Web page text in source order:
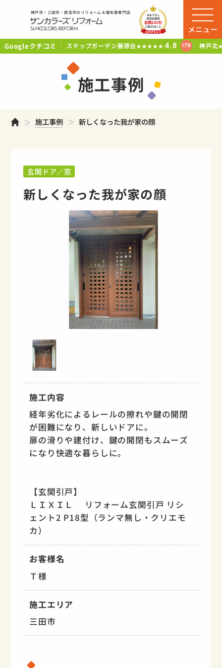
神戸市・三田市・西宮市のリフォーム＆増改築専門店
Googleクチコミ ステップガーデン藤原台★★★★★ 4.8 179 神戸北
メニュー
施工事例
ホーム施工事例 新しくなった我が家の顔
玄関ドア／窓
新しくなった我が家の顔
施工内容
経年劣化によるレールの擦れや鍵の開閉
が困難になり、新しいドアに。
扉の滑りや建付け、鍵の開閉もスムーズ
になり快適な暮らしに。
【玄関引戸】
ＬＩＸＩＬ リフォーム玄関引戸 リシ
ェント2 P18型（ランマ無し・クリエモ
カ）
お客様名
Ｔ様
施工エリア
三田市